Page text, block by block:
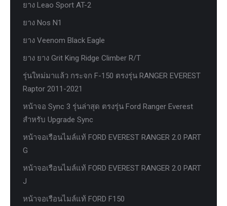
ยาง Leao Sport AT-2
ยาง Nos N1
ยาง Veenom Black Eagle
ยาง ยาง Grit King Ridge Climber R/T
รุ่นใหม่มาแล้ว กระจก F-150 ตรงรุ่น RANGER EVEREST
Raptor 2011-2021
หน้าจอ Sync 3 รุ่นล่าสุด ตรงรุ่น Ford Ranger Everest
สำหรับ Upgrade Sync
หน้าจอเรือนไมล์แท้ FORD EVEREST RANGER 2.0 PART
G
หน้าจอเรือนไมล์แท้ FORD EVEREST RANGER 2.0 PART
J
หน้าจอเรือนไมล์แท้ FORD F150